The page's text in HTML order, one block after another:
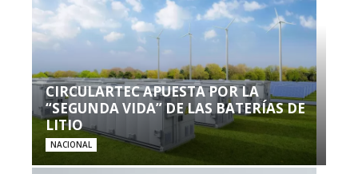
CIRCULARTEC APUESTA POR LA
“SEGUNDA VIDA” DE LAS BATERÍAS DE
LITIO
NACIONAL